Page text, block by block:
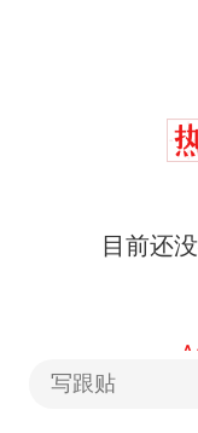
目前还
写跟贴